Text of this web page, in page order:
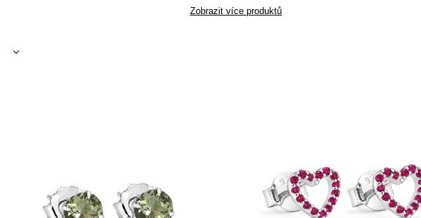
Zobrazit více produktů